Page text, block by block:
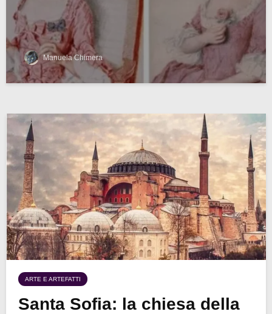
Manuela Chimera
ARTE E ARTEFATTI
Santa Sofia: la chiesa della